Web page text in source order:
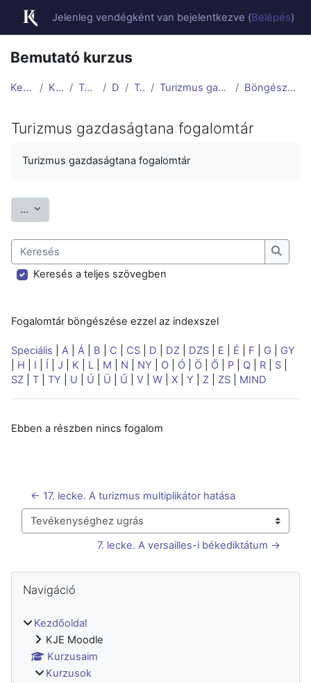
Jelenleg vendégként van bejelentkezve (Belépés)
Bemutató kurzus
Kezdőoldal Kurzusok Távoktatás Demó Topic 3 Turizmus gazdaságtana fogalomtár Böngészés betűrend szerint
Turizmus gazdaságtana fogalomtár
Turizmus gazdaságtana fogalomtár
... Fogalmak exportálása
Keresés
Keresés a teljes szövegben
Fogalomtár böngészése ezzel az indexszel
Speciális A Á B C CS D DZ DZS E É F G
GY
H I Í J K L M N NY O Ó Ö Ő P Q R S
SZ
T TY U Ú Ü Ű V W X Y Z ZS MIND
Ebben a részben nincs fogalom
← 17. lecke. A turizmus multiplikátor hatása
Tevékenységhez ugrás
7. lecke. A versailles-i békediktátum →
Navigáció
Kezdőoldal
KJE Moodle
Kurzusaim
Kurzusok